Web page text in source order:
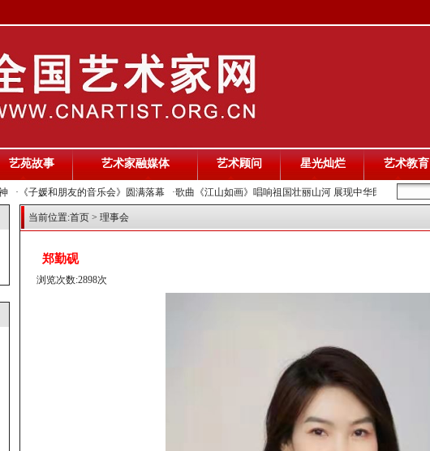
艺苑故事 艺术家融媒体 艺术顾问 星光灿烂 艺术教育
·《子媛和朋友的音乐会》圆满落幕 ·歌曲《江山如画》唱响祖国壮丽山河 展现中华民族奋进精神
当前位置:首页 > 理事会
郑勤砚
浏览次数:2898次